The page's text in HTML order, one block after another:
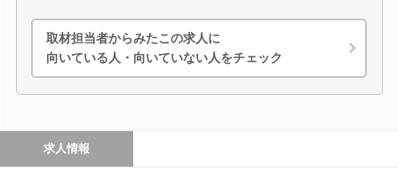
取材担当者からみたこの求人に
向いている人・向いていない人をチェック
求人情報